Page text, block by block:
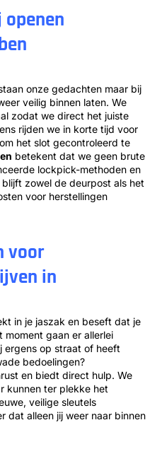
onze gedachten maar bij
veilig binnen laten. We
zodat we direct het juiste
rijden we in korte tijd voor
het slot gecontroleerd te
betekent dat we geen brute
lockpick-methoden en
zowel de deurpost als het
voor herstellingen
voor
in
in je jaszak en beseft dat je
moment gaan er allerlei
ergens op straat of heeft
bedoelingen?
en biedt direct hulp. We
kunnen ter plekke het
veilige sleutels
dat alleen jij weer naar binnen